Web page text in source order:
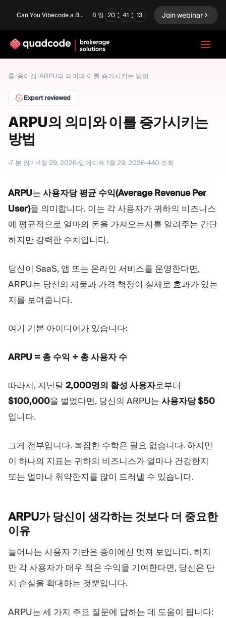
Can You Vibecode a Brokerage Platform? 8 일 20 : 41 : 12 Join webinar
홈/용어집/ARPU의 의미와 이를 증가시키는 방법
Expert reviewed
ARPU의 의미와 이를 증가시키는
방법
7 분 읽기 1월 29, 2026 업데이트 1월 29, 2026 440 조회
ARPU는 사용자당 평균 수익(Average Revenue Per
User)을 의미합니다. 이는 각 사용자가 귀하의 비즈니스
에 평균적으로 얼마의 돈을 가져오는지를 알려주는 간단
하지만 강력한 수치입니다.
당신이 SaaS, 앱 또는 온라인 서비스를 운영한다면,
ARPU는 당신의 제품과 가격 책정이 실제로 효과가 있는
지를 보여줍니다.
여기 기본 아이디어가 있습니다:
ARPU = 총 수익 ÷ 총 사용자 수
따라서, 지난달2,000명의 활성 사용자로부터
$100,000을 벌었다면, 당신의 ARPU는 사용자당 $50
입니다.
그게 전부입니다. 복잡한 수학은 필요 없습니다. 하지만
이 하나의 지표는 귀하의 비즈니스가 얼마나 건강한지
또는 얼마나 취약한지를 많이 드러낼 수 있습니다.
ARPU가 당신이 생각하는 것보다 더 중요한
이유
늘어나는 사용자 기반은 종이에선 멋져 보입니다. 하지
만 각 사용자가 매우 적은 수익을 기여한다면, 당신은 단
지 손실을 확대하는 것뿐입니다.
ARPU는 세 가지 주요 질문에 답하는 데 도움이 됩니다:
한국어
턴키 솔루션
Forex / CFD 거래소 및 청산
트레이딩 플랫폼
리소스
마케팅 가이드
블로그
수익 계산기
더보기
회사 소개
회사 뉴스
지속가능성
팔로우하기